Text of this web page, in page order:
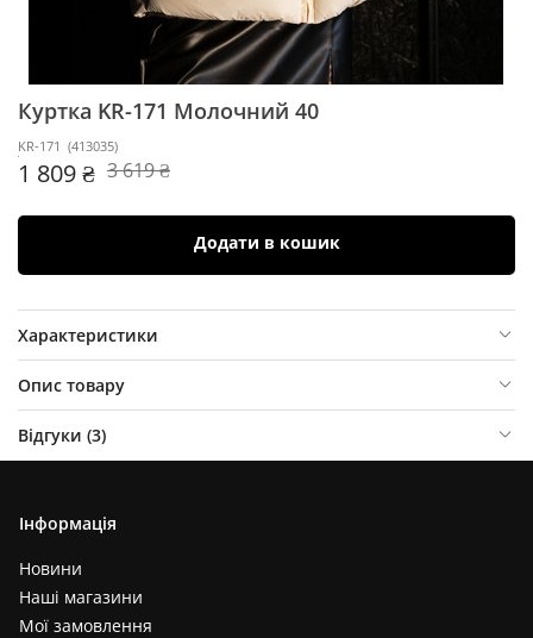
Куртка KR-171 Молочний 40
KR-171 (413035)
1 809 ₴ 3 619 ₴
Додати в кошик
Характеристики
Опис товару
Відгуки (3)
Інформація
Новини
Наші магазини
Мої замовлення